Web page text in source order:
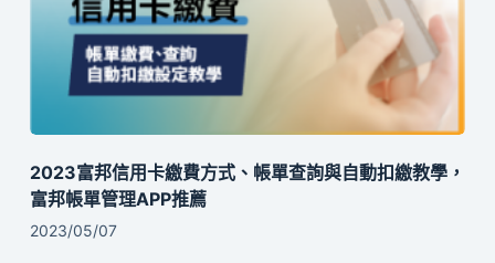
2023富邦信用卡繳費方式、帳單查詢與自動扣繳教學，
富邦帳單管理APP推薦
2023/05/07